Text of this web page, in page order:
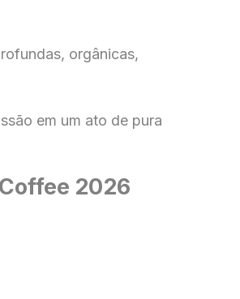
orgânicas,
em um ato de pura
2026